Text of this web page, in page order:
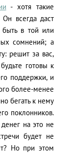
- хотя такие
Он всегда даст
быть в той или
сомнений; а
решит за вас,
готовы к
поддержки, и
более-менее
бегать к нему
поклонников.
на это не
будет не
Но при этом